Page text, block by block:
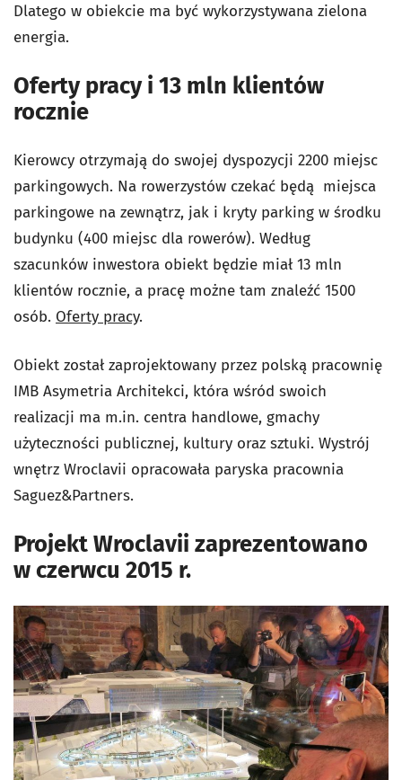
Dlatego w obiekcie ma być wykorzystywana zielona
energia.
Oferty pracy i 13 mln klientów
rocznie
Kierowcy otrzymają do swojej dyspozycji 2200 miejsc
parkingowych. Na rowerzystów czekać będą miejsca
parkingowe na zewnątrz, jak i kryty parking w środku
budynku (400 miejsc dla rowerów). Według
szacunków inwestora obiekt będzie miał 13 mln
klientów rocznie, a pracę możne tam znaleźć 1500
osób. Oferty pracy.
Obiekt został zaprojektowany przez polską pracownię
IMB Asymetria Architekci, która wśród swoich
realizacji ma m.in. centra handlowe, gmachy
użyteczności publicznej, kultury oraz sztuki. Wystrój
wnętrz Wroclavii opracowała paryska pracownia
Saguez&Partners.
Projekt Wroclavii zaprezentowano
w czerwcu 2015 r.